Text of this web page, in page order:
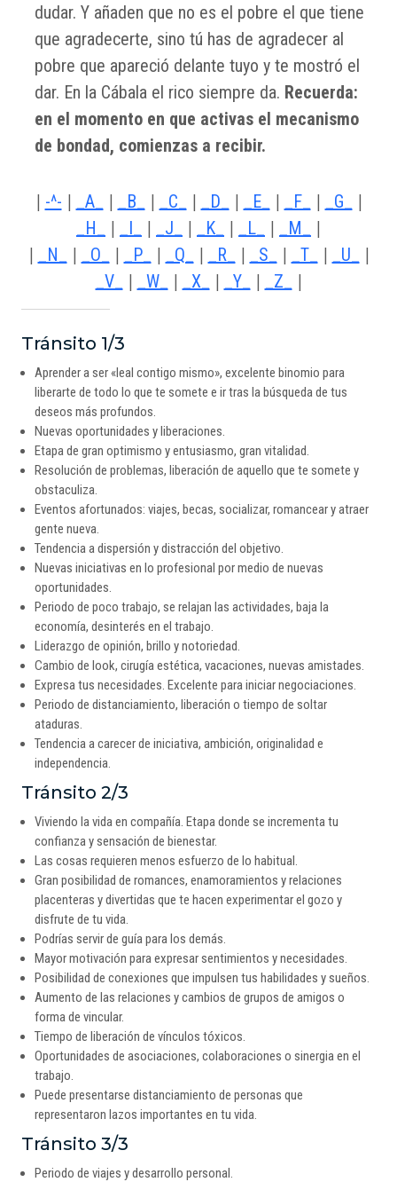
dudar. Y añaden que no es el pobre el que tiene
que agradecerte, sino tú has de agradecer al
pobre que apareció delante tuyo y te mostró el
dar. En la Cábala el rico siempre da. Recuerda:
en el momento en que activas el mecanismo
de bondad, comienzas a recibir.
| -^- | _A_ | _B_ | _C_ | _D_ | _E_ | _F_ | _G_
|
_H_
| _I_ | _J_ | _K_ | _L_ | _M_
|
|
_N_ | _O_ | _P_ | _Q_ | _R_ | _S_ | _T_ | _U_
|
_V_
| _W_ | _X_ | _Y_ | _Z_ |
Tránsito 1/3
Aprender a ser «leal contigo mismo», excelente binomio para
liberarte de todo lo que te somete e ir tras la búsqueda de tus
deseos más profundos.
Nuevas oportunidades y liberaciones.
Etapa de gran optimismo y entusiasmo, gran vitalidad.
Resolución de problemas, liberación de aquello que te somete y
obstaculiza.
Eventos afortunados: viajes, becas, socializar, romancear y atraer
gente nueva.
Tendencia a dispersión y distracción del objetivo.
Nuevas iniciativas en lo profesional por medio de nuevas
oportunidades.
Periodo de poco trabajo, se relajan las actividades, baja la
economía, desinterés en el trabajo.
Liderazgo de opinión, brillo y notoriedad.
Cambio de look, cirugía estética, vacaciones, nuevas amistades.
Expresa tus necesidades. Excelente para iniciar negociaciones.
Periodo de distanciamiento, liberación o tiempo de soltar
ataduras.
Tendencia a carecer de iniciativa, ambición, originalidad e
independencia.
Tránsito 2/3
Viviendo la vida en compañía. Etapa donde se incrementa tu
confianza y sensación de bienestar.
Las cosas requieren menos esfuerzo de lo habitual.
Gran posibilidad de romances, enamoramientos y relaciones
placenteras y divertidas que te hacen experimentar el gozo y
disfrute de tu vida.
Podrías servir de guía para los demás.
Mayor motivación para expresar sentimientos y necesidades.
Posibilidad de conexiones que impulsen tus habilidades y sueños.
Aumento de las relaciones y cambios de grupos de amigos o
forma de vincular.
Tiempo de liberación de vínculos tóxicos.
Oportunidades de asociaciones, colaboraciones o sinergia en el
trabajo.
Puede presentarse distanciamiento de personas que
representaron lazos importantes en tu vida.
Tránsito 3/3
Periodo de viajes y desarrollo personal.